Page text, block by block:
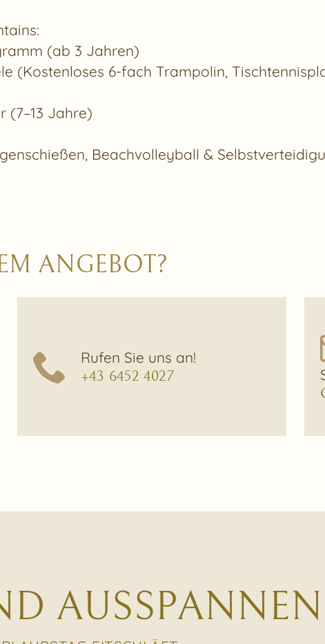
(ab 3 Jahren)
(Kostenloses 6-fach Trampolin,
(7–13 Jahre)
Beachvolleyball &
ANGEBOT?
Rufen Sie uns an!
+43 6452 4027
AUSSPANNEN